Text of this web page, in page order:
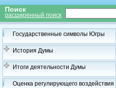
Поиск
расширенный поиск
Государственные символы Югры
История Думы
Итоги деятельности Думы
Оценка регулирующего воздействия